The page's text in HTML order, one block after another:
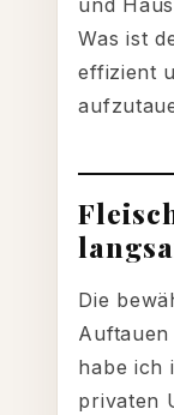
und
Was ist
effizient
Die
habe ich
privaten